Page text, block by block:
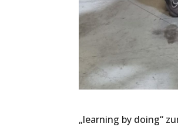
„learning by doing“